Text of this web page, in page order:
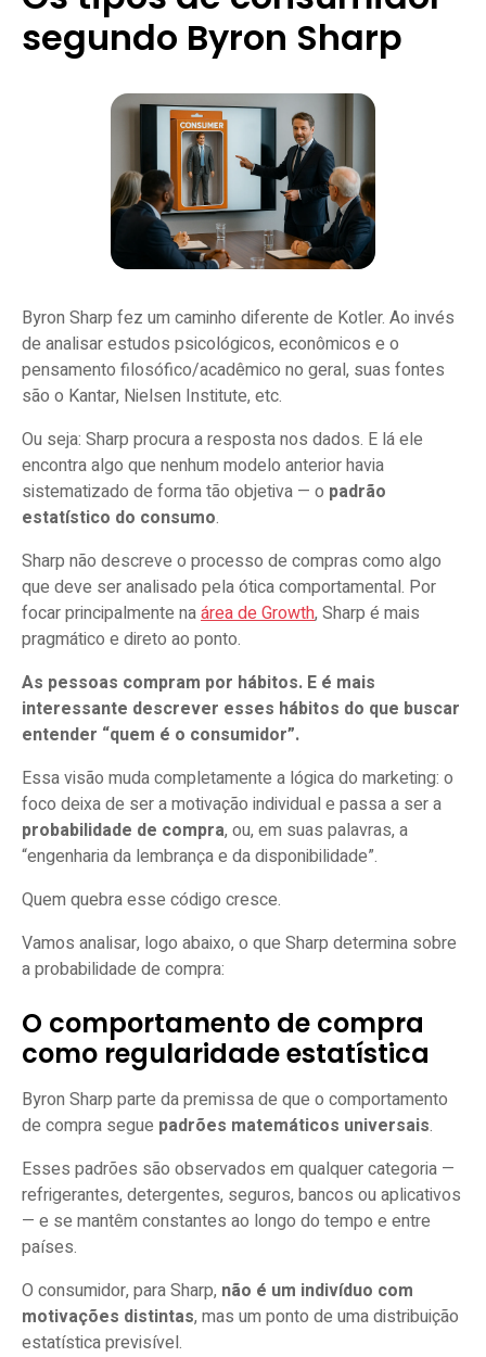
segundo Byron Sharp
Byron Sharp fez um caminho diferente de Kotler. Ao invés
de analisar estudos psicológicos, econômicos e o
pensamento filosófico/acadêmico no geral, suas fontes
são o Kantar, Nielsen Institute, etc.
Ou seja: Sharp procura a resposta nos dados. E lá ele
encontra algo que nenhum modelo anterior havia
sistematizado de forma tão objetiva — o padrão
estatístico do consumo.
Sharp não descreve o processo de compras como algo
que deve ser analisado pela ótica comportamental. Por
focar principalmente naárea de Growth, Sharp é mais
pragmático e direto ao ponto.
As pessoas compram por hábitos. E é mais
interessante descrever esses hábitos do que buscar
entender “quem é o consumidor”.
Essa visão muda completamente a lógica do marketing: o
foco deixa de ser a motivação individual e passa a ser a
probabilidade de compra, ou, em suas palavras, a
“engenharia da lembrança e da disponibilidade”.
Quem quebra esse código cresce.
Vamos analisar, logo abaixo, o que Sharp determina sobre
a probabilidade de compra:
O comportamento de compra
como regularidade estatística
Byron Sharp parte da premissa de que o comportamento
de compra segue padrões matemáticos universais.
Esses padrões são observados em qualquer categoria —
refrigerantes, detergentes, seguros, bancos ou aplicativos
— e se mantêm constantes ao longo do tempo e entre
países.
O consumidor, para Sharp, não é um indivíduo com
motivações distintas, mas um ponto de uma distribuição
estatística previsível.